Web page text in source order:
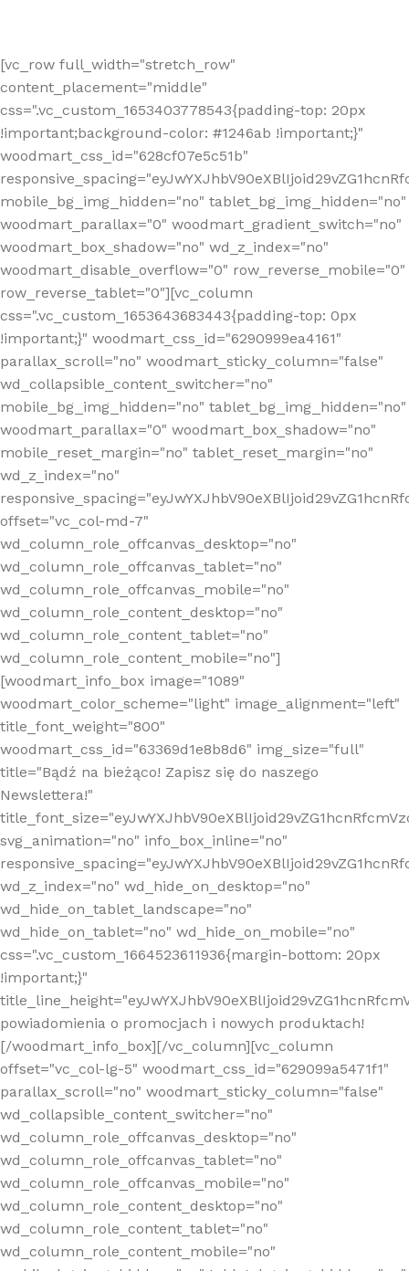
[vc_row full_width="stretch_row"
content_placement="middle"
css=".vc_custom_1653403778543{padding-top: 20px
!important;background-color: #1246ab !important;}"
woodmart_css_id="628cf07e5c51b"
mobile_bg_img_hidden="no" tablet_bg_img_hidden="no"
woodmart_parallax="0" woodmart_gradient_switch="no"
woodmart_box_shadow="no" wd_z_index="no"
woodmart_disable_overflow="0" row_reverse_mobile="0"
row_reverse_tablet="0"][vc_column
css=".vc_custom_1653643683443{padding-top: 0px
!important;}" woodmart_css_id="6290999ea4161"
parallax_scroll="no" woodmart_sticky_column="false"
wd_collapsible_content_switcher="no"
mobile_bg_img_hidden="no" tablet_bg_img_hidden="no"
woodmart_parallax="0" woodmart_box_shadow="no"
mobile_reset_margin="no" tablet_reset_margin="no"
wd_z_index="no"
offset="vc_col-md-7"
wd_column_role_offcanvas_desktop="no"
wd_column_role_offcanvas_tablet="no"
wd_column_role_offcanvas_mobile="no"
wd_column_role_content_desktop="no"
wd_column_role_content_tablet="no"
wd_column_role_content_mobile="no"]
[woodmart_info_box image="1089"
woodmart_color_scheme="light" image_alignment="left"
title_font_weight="800"
woodmart_css_id="63369d1e8b8d6" img_size="full"
title="Bądź na bieżąco! Zapisz się do naszego
Newslettera!"
svg_animation="no" info_box_inline="no"
wd_z_index="no" wd_hide_on_desktop="no"
wd_hide_on_tablet_landscape="no"
wd_hide_on_tablet="no" wd_hide_on_mobile="no"
css=".vc_custom_1664523611936{margin-bottom: 20px
!important;}"
powiadomienia o promocjach i nowych produktach!
[/woodmart_info_box][/vc_column][vc_column
offset="vc_col-lg-5" woodmart_css_id="629099a5471f1"
parallax_scroll="no" woodmart_sticky_column="false"
wd_collapsible_content_switcher="no"
wd_column_role_offcanvas_desktop="no"
wd_column_role_offcanvas_tablet="no"
wd_column_role_offcanvas_mobile="no"
wd_column_role_content_desktop="no"
wd_column_role_content_tablet="no"
wd_column_role_content_mobile="no"